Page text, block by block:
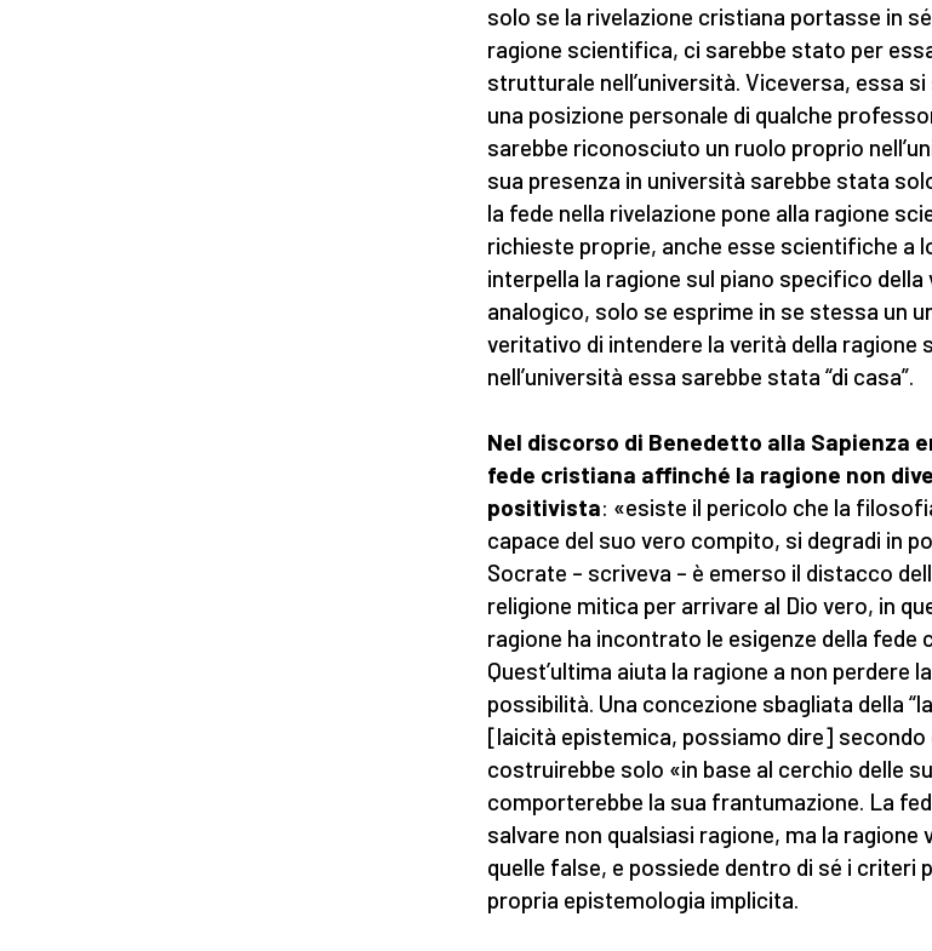
solo se la rivelazione cristiana portasse in
ragione scientifica, ci sarebbe stato per
strutturale nell’università. Viceversa, essa
una posizione personale di qualche
sarebbe riconosciuto un ruolo proprio
sua presenza in università sarebbe stata
la fede nella rivelazione pone alla ragione
richieste proprie, anche esse scientifiche a
interpella la ragione sul piano specifico
analogico, solo se esprime in se stessa un
veritativo di intendere la verità della
nell’università essa sarebbe stata “di casa”.
Nel discorso di Benedetto alla Sapienza
fede cristiana affinché la ragione non
positivista: «esiste il pericolo che la
capace del suo vero compito, si degradi in
Socrate – scriveva – è emerso il distacco
religione mitica per arrivare al Dio vero, in
ragione ha incontrato le esigenze della fede
Quest’ultima aiuta la ragione a non perdere
possibilità. Una concezione sbagliata della
[laicità epistemica, possiamo dire]
costruirebbe solo «in base al cerchio delle
comporterebbe la sua frantumazione. La
salvare non qualsiasi ragione, ma la ragione
quelle false, e possiede dentro di sé i criteri
propria epistemologia implicita.